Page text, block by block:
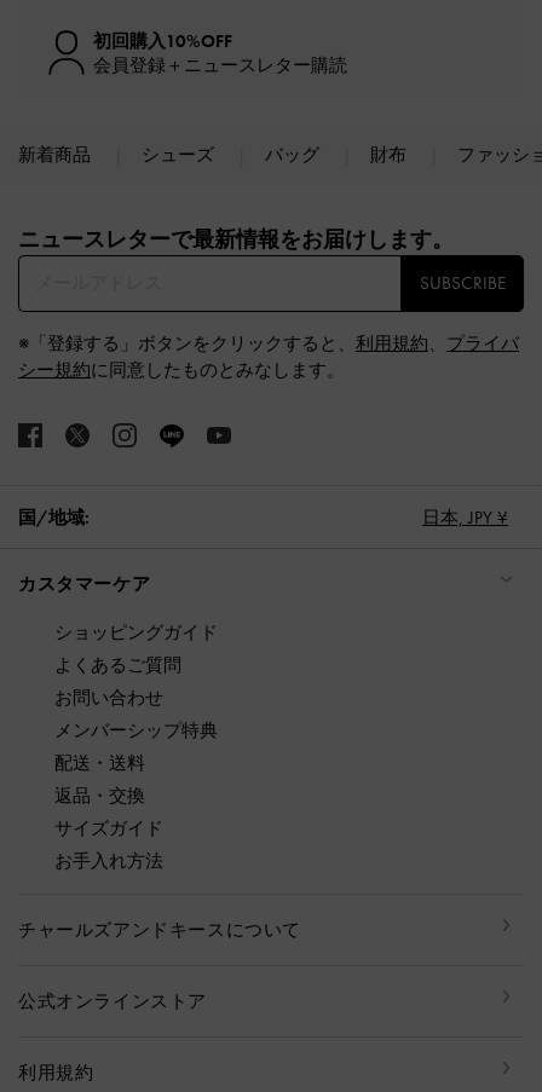
初回購入10%OFF
会員登録＋ニュースレター購読
新着商品 シューズ バッグ 財布 ファッシ
ニュースレターで最新情報をお届けします。​
SUBSCRIBE
※「登録する」ボタンをクリックすると、 利用規約、 プライバ
シー規約に同意したものとみなします。
国/地域: 日本, JPY ¥
カスタマーケア
ショッピングガイド
よくあるご質問
お問い合わせ
メンバーシップ特典
配送・送料
返品・交換
サイズガイド
お手入れ方法
チャールズアンドキースについて
公式オンラインストア
利用規約